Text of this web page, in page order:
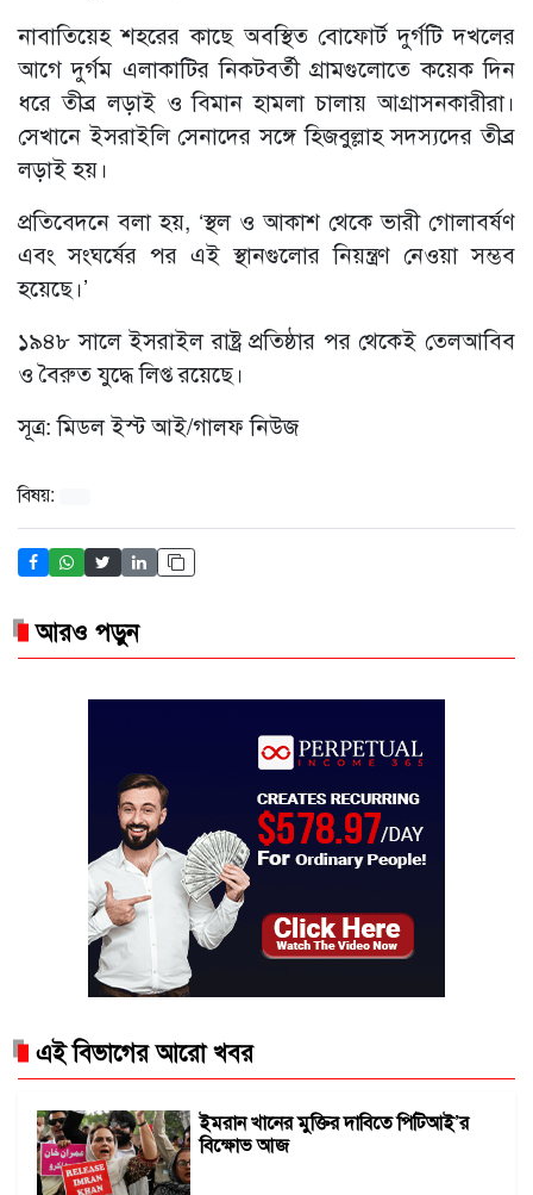
নাবাতিয়েহ শহরের কাছে অবস্থিত বোফোর্ট দুর্গটি দখলের
আগে দুর্গম এলাকাটির নিকটবর্তী গ্রামগুলোতে কয়েক দিন
ধরে তীব্র লড়াই ও বিমান হামলা চালায় আগ্রাসনকারীরা।
সেখানে ইসরাইলি সেনাদের সঙ্গে হিজবুল্লাহ সদস্যদের তীব্র
লড়াই হয়।
প্রতিবেদনে বলা হয়, ‘স্থল ও আকাশ থেকে ভারী গোলাবর্ষণ
এবং সংঘর্ষের পর এই স্থানগুলোর নিয়ন্ত্রণ নেওয়া সম্ভব
হয়েছে।’
১৯৪৮ সালে ইসরাইল রাষ্ট্র প্রতিষ্ঠার পর থেকেই তেলআবিব
ও বৈরুত যুদ্ধে লিপ্ত রয়েছে।
সূত্র: মিডল ইস্ট আই/গালফ নিউজ
বিষয়:
আরও পড়ুন
এই বিভাগের আরো খবর
ইমরান খানের মুক্তির দাবিতে পিটিআই’র
বিক্ষোভ আজ